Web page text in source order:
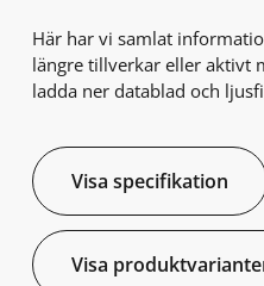
Här har vi samlat
längre tillverkar eller aktivt
ladda ner datablad och
Visa specifikation
Visa